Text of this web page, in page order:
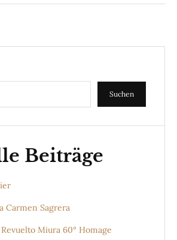
Suchen
Beiträge
Carmen Sagrera
Miura 60° Homage